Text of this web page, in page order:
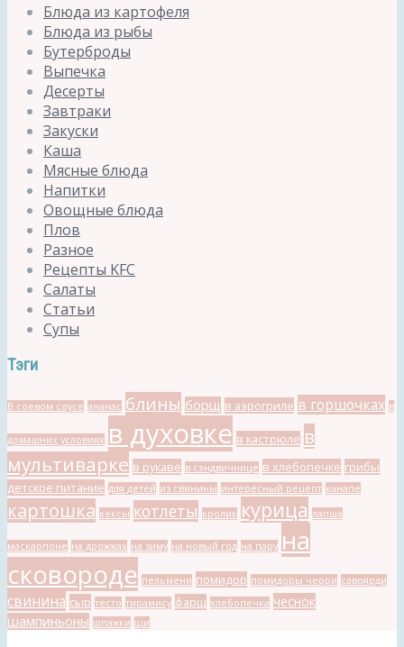
Блюда из картофеля
Блюда из рыбы
Бутерброды
Выпечка
Десерты
Завтраки
Закуски
Каша
Мясные блюда
Напитки
Овощные блюда
Плов
Разное
Рецепты KFC
Салаты
Статьи
Супы
Тэги
В соевом соусе ананас блины борщ в аэрогриле в горшочках в
домашних условиях в духовке в кастрюле в
мультиварке в рукаве в сэндвичнице в хлебопечке грибы
детское питание для детей из свинины интересный рецепт канапе
картошка кексы котлеты кролик курица лапша
маскарпоне на дрожжах на зиму на новый год на пару на
сковороде пельмени помидор помидоры черри савоярди
свинина сыр тесто тирамису фарш хлебопечка чеснок
шампиньоны шпажки щи